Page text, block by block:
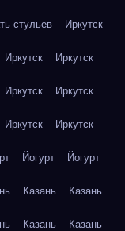
стульев Иркутск
Иркутск Иркутск
Иркутск Иркутск
Иркутск Иркутск
Йогурт Йогурт
Казань Казань
Казань Казань